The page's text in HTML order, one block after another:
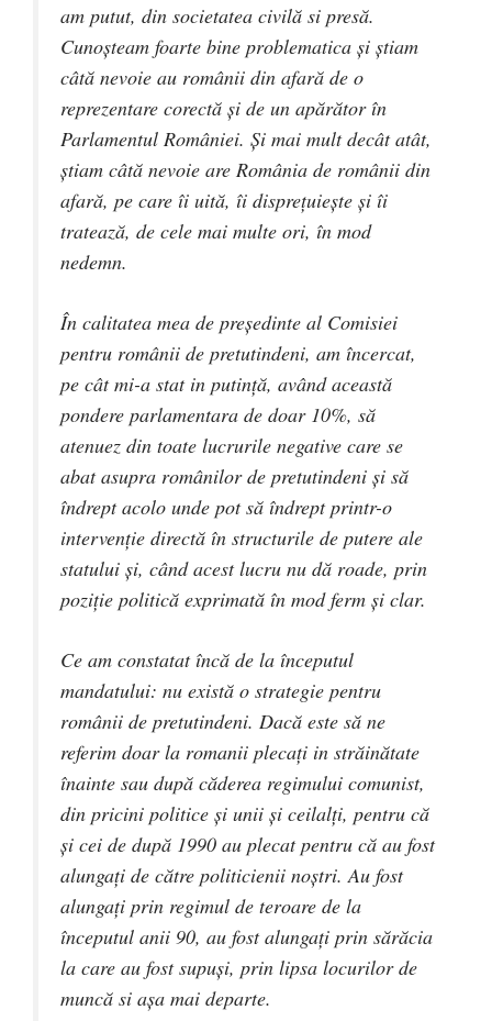
am putut, din societatea civilă si presă.
Cunoșteam foarte bine problematica și știam
câtă nevoie au românii din afară de o
reprezentare corectă și de un apărător în
Parlamentul României. Și mai mult decât atât,
știam câtă nevoie are România de românii din
afară, pe care îi uită, îi disprețuiește și îi
tratează, de cele mai multe ori, în mod
nedemn.
În calitatea mea de președinte al Comisiei
pentru românii de pretutindeni, am încercat,
pe cât mi-a stat in putință, având această
pondere parlamentara de doar 10%, să
atenuez din toate lucrurile negative care se
abat asupra românilor de pretutindeni și să
îndrept acolo unde pot să îndrept printr-o
intervenție directă în structurile de putere ale
statului și, când acest lucru nu dă roade, prin
poziție politică exprimată în mod ferm și clar.
Ce am constatat încă de la începutul
mandatului: nu există o strategie pentru
românii de pretutindeni. Dacă este să ne
referim doar la romanii plecați in străinătate
înainte sau după căderea regimului comunist,
din pricini politice și unii și ceilalți, pentru că
și cei de după 1990 au plecat pentru că au fost
alungați de către politicienii noștri. Au fost
alungați prin regimul de teroare de la
începutul anii 90, au fost alungați prin sărăcia
la care au fost supuși, prin lipsa locurilor de
muncă si așa mai departe.